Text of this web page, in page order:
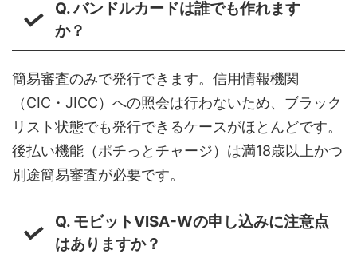
Q. バンドルカードは誰でも作れます
か？
簡易審査のみで発行できます。信用情報機関
（CIC・JICC）への照会は行わないため、ブラック
リスト状態でも発行できるケースがほとんどです。
後払い機能（ポチっとチャージ）は満18歳以上かつ
別途簡易審査が必要です。
Q. モビットVISA-Wの申し込みに注意点
はありますか？